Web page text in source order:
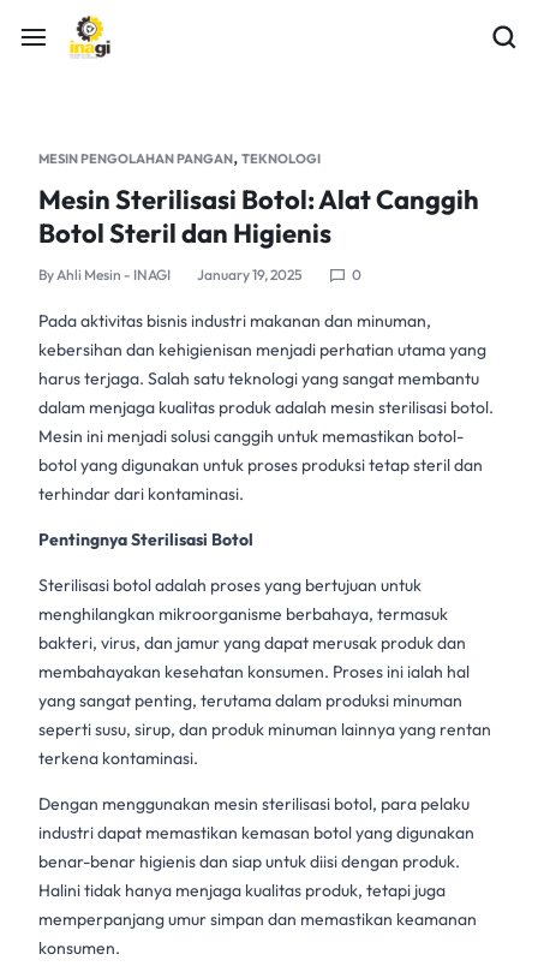
MESIN PENGOLAHAN PANGAN, TEKNOLOGI
Mesin Sterilisasi Botol: Alat Canggih
Botol Steril dan Higienis
ByAhli Mesin - INAGI January 19, 2025 0
Pada aktivitas bisnis industri makanan dan minuman,
kebersihan dan kehigienisan menjadi perhatian utama yang
harus terjaga. Salah satu teknologi yang sangat membantu
dalam menjaga kualitas produk adalah mesin sterilisasi botol.
Mesin ini menjadi solusi canggih untuk memastikan botol-
botol yang digunakan untuk proses produksi tetap steril dan
terhindar dari kontaminasi.
Pentingnya Sterilisasi Botol
Sterilisasi botoladalah proses yang bertujuan untuk
menghilangkan mikroorganisme berbahaya, termasuk
bakteri, virus, dan jamur yang dapat merusak produk dan
membahayakan kesehatan konsumen. Proses ini ialah hal
yang sangat penting, terutama dalam produksi minuman
seperti susu, sirup, dan produk minuman lainnya yang rentan
terkena kontaminasi.
Dengan menggunakan mesin sterilisasi botol, para pelaku
industri dapat memastikan kemasan botol yang digunakan
benar-benar higienis dan siap untuk diisi dengan produk.
Halini tidak hanya menjaga kualitas produk, tetapi juga
memperpanjang umur simpan dan memastikan keamanan
konsumen.